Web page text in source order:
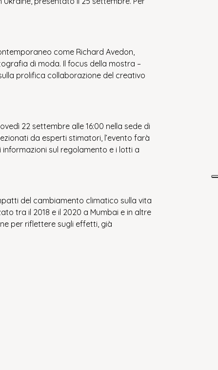
come Richard Avedon,
di moda. Il focus della mostra –
prolifica collaborazione del creativo
22 settembre alle 16:00 nella sede di
da esperti stimatori, l’evento farà
sul regolamento e i lotti a
del cambiamento climatico sulla vita
tra il 2018 e il 2020 a Mumbai e in altre
per riflettere sugli effetti, già